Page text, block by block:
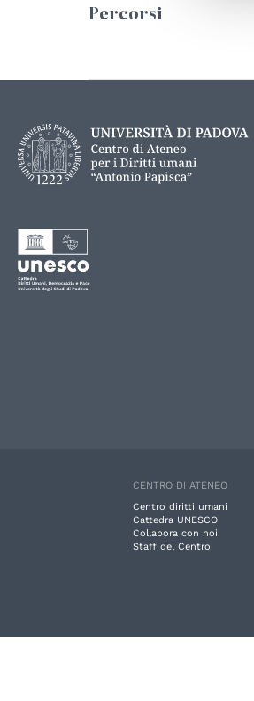
Percorsi
CENTRO DI ATENEO
Centro diritti umani
Cattedra UNESCO
Collabora con noi
Staff del Centro